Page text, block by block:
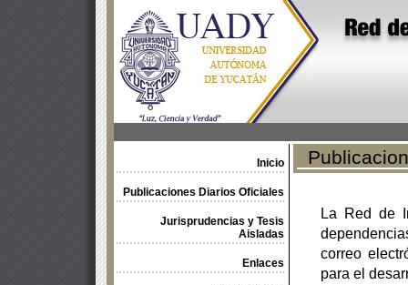
Inicio
Publicaciones Diarios Oficiales
Jurisprudencias y Tesis
Aisladas
Enlaces
La Red de
correo
para el